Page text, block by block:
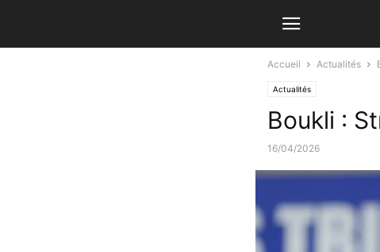
Accueil Actualités
Actualités
Boukli :
16/04/2026